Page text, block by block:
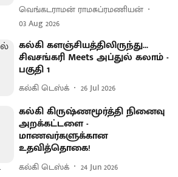
வெங்கடராமன் ராமசுப்ரமணியன்
03 Aug 2026
கல்கி களஞ்சியத்திலிருந்து...
சிவசங்கரி Meets அப்துல் கலாம் -
பகுதி 1
கல்கி டெஸ்க் 26 Jul 2026
கல்கி கிருஷ்ணமூர்த்தி நினைவு
அறக்கட்டளை -
மாணவர்களுக்கான
உதவித்தொகை!
கல்கி டெஸ்க் 24 Jun 2026